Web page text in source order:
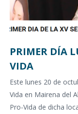
PRIMER DÍA
VIDA
Este lunes 20 de
Vida en Mairena del
Pro-Vida de dicha